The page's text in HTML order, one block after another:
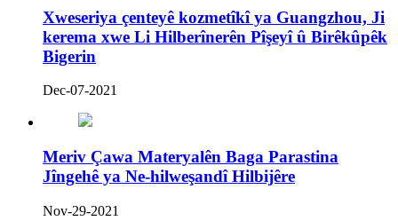
Xweseriya çenteyê kozmetîkî ya Guangzhou, Ji
kerema xwe Li Hilberînerên Pîşeyî û Birêkûpêk
Bigerin
Dec-07-2021
Meriv Çawa Materyalên Baga Parastina
Jîngehê ya Ne-hilweşandî Hilbijêre
Nov-29-2021